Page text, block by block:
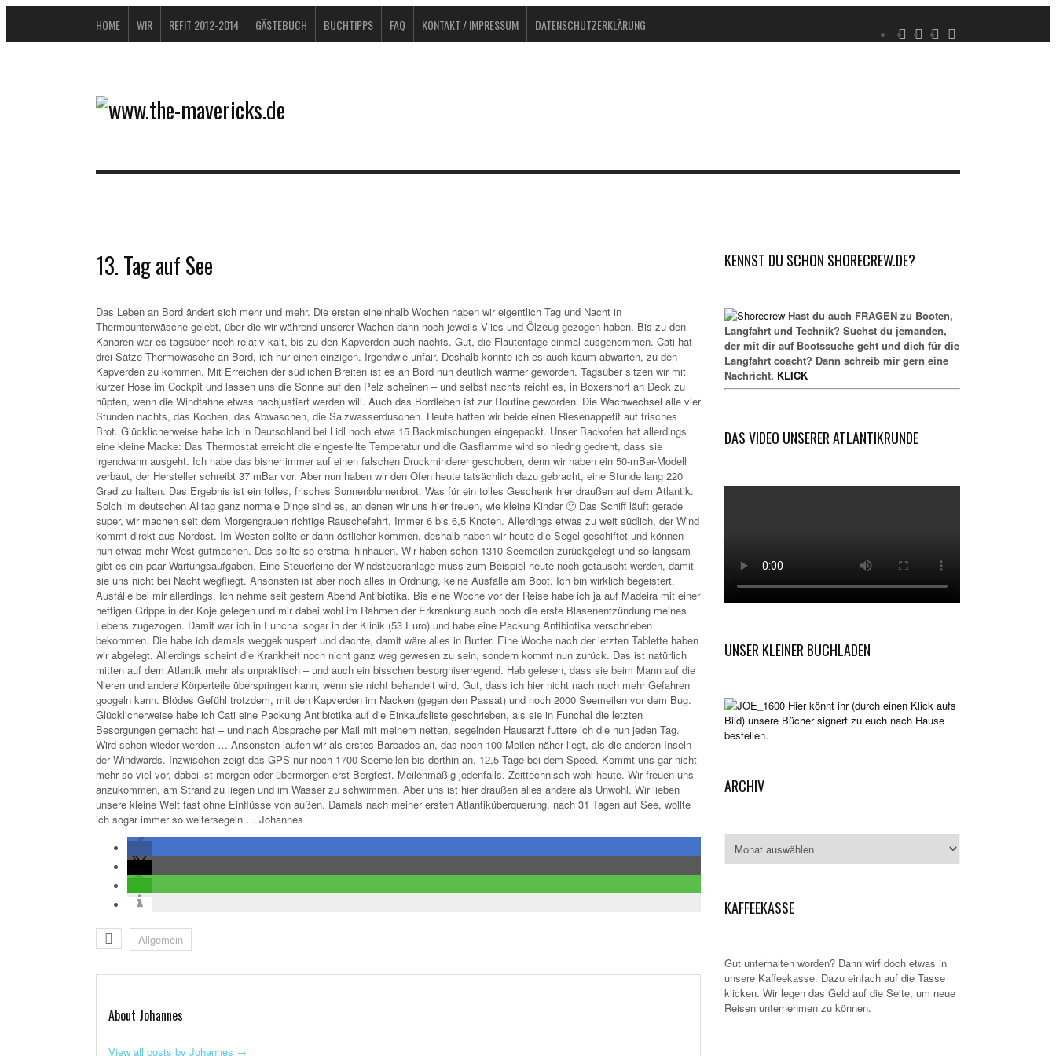
HOME WIR REFIT 2012-2014 GÄSTEBUCH BUCHTIPPS FAQ KONTAKT / IMPRESSUM DATENSCHUTZERKLÄRUNG
13. Tag auf See
Das Leben an Bord ändert sich mehr und mehr. Die ersten eineinhalb Wochen haben wir eigentlich Tag und Nacht in
Thermounterwäsche gelebt, über die wir während unserer Wachen dann noch jeweils Vlies und Ölzeug gezogen haben. Bis zu den
Kanaren war es tagsüber noch relativ kalt, bis zu den Kapverden auch nachts. Gut, die Flautentage einmal ausgenommen. Cati hat
drei Sätze Thermowäsche an Bord, ich nur einen einzigen. Irgendwie unfair. Deshalb konnte ich es auch kaum abwarten, zu den
Kapverden zu kommen. Mit Erreichen der südlichen Breiten ist es an Bord nun deutlich wärmer geworden. Tagsüber sitzen wir mit
kurzer Hose im Cockpit und lassen uns die Sonne auf den Pelz scheinen – und selbst nachts reicht es, in Boxershort an Deck zu
hüpfen, wenn die Windfahne etwas nachjustiert werden will. Auch das Bordleben ist zur Routine geworden. Die Wachwechsel alle vier
Stunden nachts, das Kochen, das Abwaschen, die Salzwasserduschen. Heute hatten wir beide einen Riesenappetit auf frisches
Brot. Glücklicherweise habe ich in Deutschland bei Lidl noch etwa 15 Backmischungen eingepackt. Unser Backofen hat allerdings
eine kleine Macke: Das Thermostat erreicht die eingestellte Temperatur und die Gasflamme wird so niedrig gedreht, dass sie
irgendwann ausgeht. Ich habe das bisher immer auf einen falschen Druckminderer geschoben, denn wir haben ein 50-mBar-Modell
verbaut, der Hersteller schreibt 37 mBar vor. Aber nun haben wir den Ofen heute tatsächlich dazu gebracht, eine Stunde lang 220
Grad zu halten. Das Ergebnis ist ein tolles, frisches Sonnenblumenbrot. Was für ein tolles Geschenk hier draußen auf dem Atlantik.
Solch im deutschen Alltag ganz normale Dinge sind es, an denen wir uns hier freuen, wie kleine Kinder 🙂 Das Schiff läuft gerade
super, wir machen seit dem Morgengrauen richtige Rauschefahrt. Immer 6 bis 6,5 Knoten. Allerdings etwas zu weit südlich, der Wind
kommt direkt aus Nordost. Im Westen sollte er dann östlicher kommen, deshalb haben wir heute die Segel geschiftet und können
nun etwas mehr West gutmachen. Das sollte so erstmal hinhauen. Wir haben schon 1310 Seemeilen zurückgelegt und so langsam
gibt es ein paar Wartungsaufgaben. Eine Steuerleine der Windsteueranlage muss zum Beispiel heute noch getauscht werden, damit
sie uns nicht bei Nacht wegfliegt. Ansonsten ist aber noch alles in Ordnung, keine Ausfälle am Boot. Ich bin wirklich begeistert.
Ausfälle bei mir allerdings. Ich nehme seit gestern Abend Antibiotika. Bis eine Woche vor der Reise habe ich ja auf Madeira mit einer
heftigen Grippe in der Koje gelegen und mir dabei wohl im Rahmen der Erkrankung auch noch die erste Blasenentzündung meines
Lebens zugezogen. Damit war ich in Funchal sogar in der Klinik (53 Euro) und habe eine Packung Antibiotika verschrieben
bekommen. Die habe ich damals weggeknuspert und dachte, damit wäre alles in Butter. Eine Woche nach der letzten Tablette haben
wir abgelegt. Allerdings scheint die Krankheit noch nicht ganz weg gewesen zu sein, sondern kommt nun zurück. Das ist natürlich
mitten auf dem Atlantik mehr als unpraktisch – und auch ein bisschen besorgniserregend. Hab gelesen, dass sie beim Mann auf die
Nieren und andere Körperteile überspringen kann, wenn sie nicht behandelt wird. Gut, dass ich hier nicht nach noch mehr Gefahren
googeln kann. Blödes Gefühl trotzdem, mit den Kapverden im Nacken (gegen den Passat) und noch 2000 Seemeilen vor dem Bug.
Glücklicherweise habe ich Cati eine Packung Antibiotika auf die Einkaufsliste geschrieben, als sie in Funchal die letzten
Besorgungen gemacht hat – und nach Absprache per Mail mit meinem netten, segelnden Hausarzt futtere ich die nun jeden Tag.
Wird schon wieder werden … Ansonsten laufen wir als erstes Barbados an, das noch 100 Meilen näher liegt, als die anderen Inseln
der Windwards. Inzwischen zeigt das GPS nur noch 1700 Seemeilen bis dorthin an. 12,5 Tage bei dem Speed. Kommt uns gar nicht
mehr so viel vor, dabei ist morgen oder übermorgen erst Bergfest. Meilenmäßig jedenfalls. Zeittechnisch wohl heute. Wir freuen uns
anzukommen, am Strand zu liegen und im Wasser zu schwimmen. Aber uns ist hier draußen alles andere als Unwohl. Wir lieben
unsere kleine Welt fast ohne Einflüsse von außen. Damals nach meiner ersten Atlantiküberquerung, nach 31 Tagen auf See, wollte
ich sogar immer so weitersegeln … Johannes
Allgemein
About Johannes
View all posts by Johannes →
KENNST DU SCHON SHORECREW.DE?
Hast du auch FRAGEN zu Booten,
Langfahrt und Technik? Suchst du jemanden,
der mit dir auf Bootssuche geht und dich für die
Langfahrt coacht? Dann schreib mir gern eine
Nachricht. KLICK
DAS VIDEO UNSERER ATLANTIKRUNDE
UNSER KLEINER BUCHLADEN
Hier könnt ihr (durch einen Klick aufs
Bild) unsere Bücher signert zu euch nach Hause
bestellen.
ARCHIV
KAFFEEKASSE
Gut unterhalten worden? Dann wirf doch etwas in
unsere Kaffeekasse. Dazu einfach auf die Tasse
klicken. Wir legen das Geld auf die Seite, um neue
Reisen unternehmen zu können.